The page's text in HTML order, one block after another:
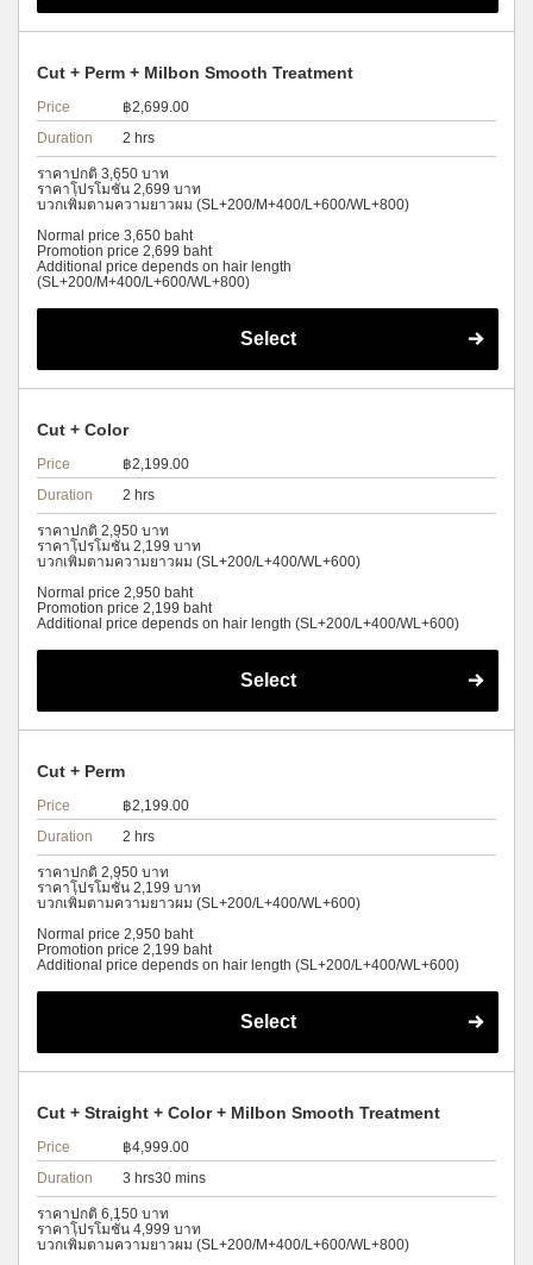
Cut + Perm + Milbon Smooth Treatment
Price
฿2,699.00
Duration
2 hrs
ราคาปกติ 3,650 บาท
ราคาโปรโมชั่น 2,699 บาท
บวกเพิ่มตามความยาวผม (SL+200/M+400/L+600/WL+800)
Normal price 3,650 baht
Promotion price 2,699 baht
Additional price depends on hair length
(SL+200/M+400/L+600/WL+800)
Select
Cut + Color
Price
฿2,199.00
Duration
2 hrs
ราคาปกติ 2,950 บาท
ราคาโปรโมชั่น 2,199 บาท
บวกเพิ่มตามความยาวผม (SL+200/L+400/WL+600)
Normal price 2,950 baht
Promotion price 2,199 baht
Additional price depends on hair length (SL+200/L+400/WL+600)
Select
Cut + Perm
Price
฿2,199.00
Duration
2 hrs
ราคาปกติ 2,950 บาท
ราคาโปรโมชั่น 2,199 บาท
บวกเพิ่มตามความยาวผม (SL+200/L+400/WL+600)
Normal price 2,950 baht
Promotion price 2,199 baht
Additional price depends on hair length (SL+200/L+400/WL+600)
Select
Cut + Straight + Color + Milbon Smooth Treatment
Price
฿4,999.00
Duration
3 hrs30 mins
ราคาปกติ 6,150 บาท
ราคาโปรโมชั่น 4,999 บาท
บวกเพิ่มตามความยาวผม (SL+200/M+400/L+600/WL+800)